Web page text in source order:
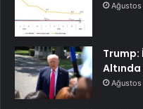
Trump:
Altında